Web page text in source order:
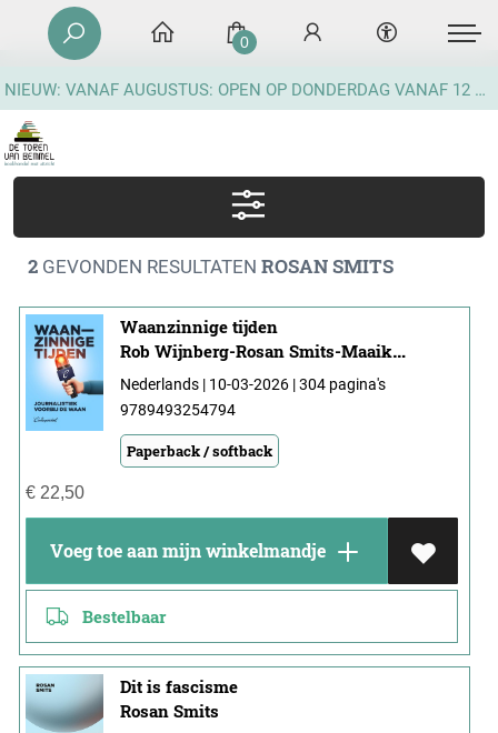
NIEUW: VANAF AUGUSTUS: OPEN OP DONDERDAG VANAF 12 UUR
0
2GEVONDEN RESULTATEN ROSAN SMITS
Waanzinnige tijden
Rob Wijnberg-Rosan Smits-Maaike Goslinga
Nederlands | 10-03-2026 | 304 pagina's
9789493254794
Paperback / softback
€22,50
Voeg toe aan mijn winkelmandje
Bestelbaar
Dit is fascisme
Rosan Smits